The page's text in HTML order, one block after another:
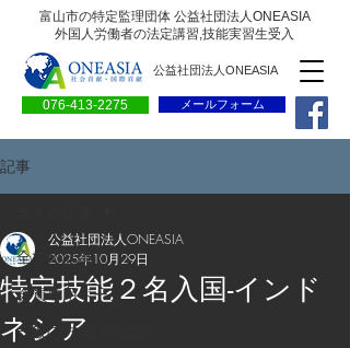
富山市の特定監理団体 公益社団法人ONEASIA
外国人労働者の法定講習,技能実習生受入
076-413-2275
公益社団法人ONEASIA
メールフォーム
記事
全ての記事
会員専用ページ
一般の方向けブログ
特定技能２名入国-インド
ネシア
公益社団法人ONEASIA
2025年10月29日